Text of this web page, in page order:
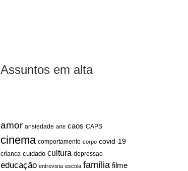
Assuntos em alta
amor ansiedade arte caos CAPS
cinema comportamento corpo covid-19
crianca cuidado cultura depressao
educação entrevista escola família filme